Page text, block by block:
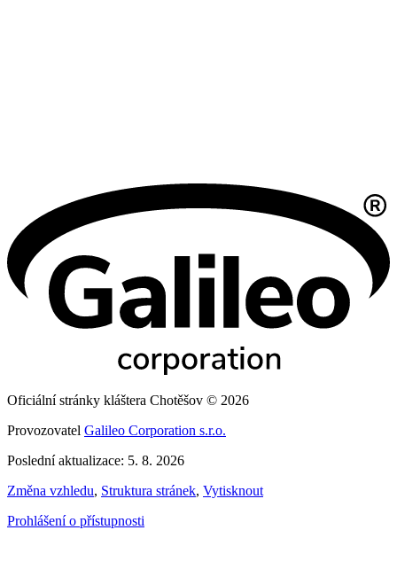
Oficiální stránky kláštera Chotěšov © 2026
Provozovatel Galileo Corporation s.r.o.
Poslední aktualizace: 5. 8. 2026
Změna vzhledu, Struktura stránek, Vytisknout
Prohlášení o přístupnosti